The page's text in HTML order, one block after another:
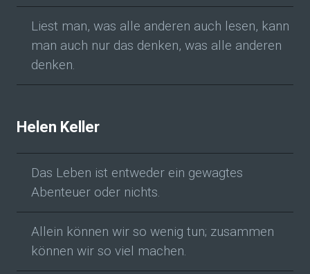
Liest man, was alle anderen auch lesen, kann
man auch nur das denken, was alle anderen
denken.
Helen Keller
Das Leben ist entweder ein gewagtes
Abenteuer oder nichts.
Allein können wir so wenig tun; zusammen
können wir so viel machen.